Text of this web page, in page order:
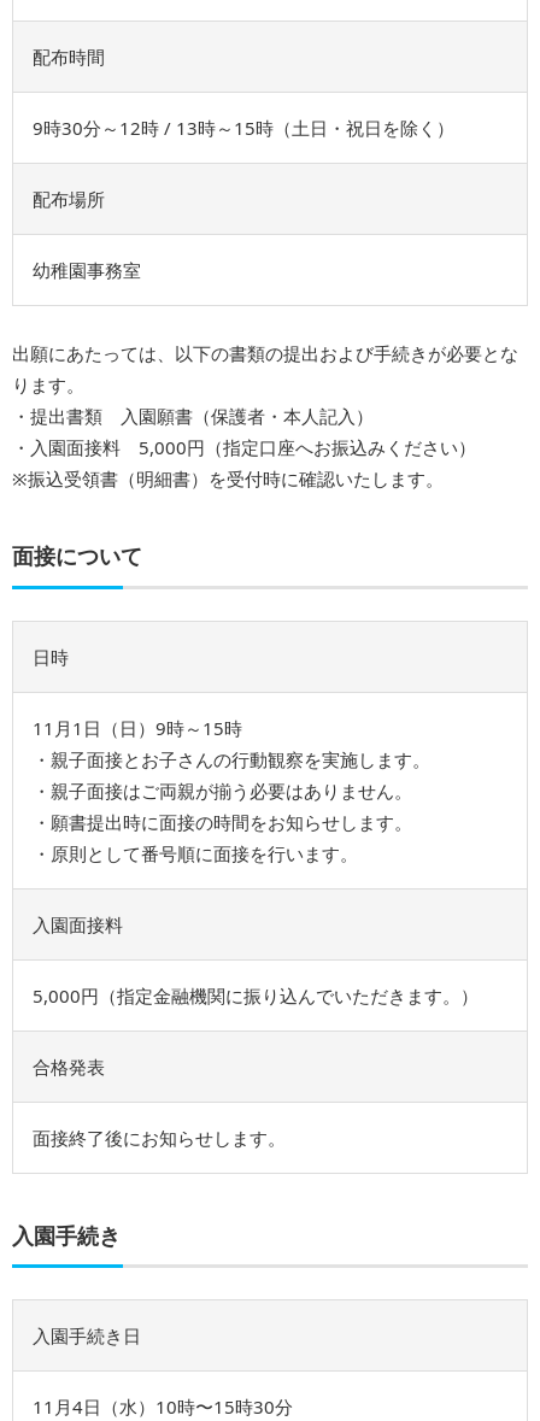
配布時間
9時30分～12時 / 13時～15時（土日・祝日を除く）
配布場所
幼稚園事務室
出願にあたっては、以下の書類の提出および手続きが必要とな
ります。
・提出書類 入園願書（保護者・本人記入）
・入園面接料 5,000円（指定口座へお振込みください）
※振込受領書（明細書）を受付時に確認いたします。
面接について
日時
11⽉1⽇（日）9時～15時
・親⼦⾯接とお⼦さんの⾏動観察を実施します。
・親⼦⾯接はご両親が揃う必要はありません。
・願書提出時に⾯接の時間をお知らせします。
・原則として番号順に⾯接を⾏います。
入園面接料
5,000円（指定金融機関に振り込んでいただきます。）
合格発表
⾯接終了後にお知らせします。
入園手続き
入園手続き日
11⽉4⽇（水）10時〜15時30分